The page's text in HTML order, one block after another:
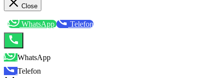
Close
WhatsApp Telefon
WhatsApp
Telefon